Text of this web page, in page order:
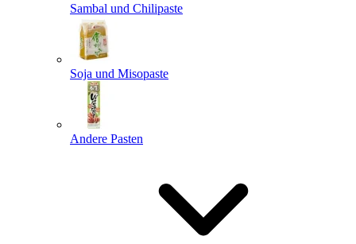
Sambal und Chilipaste
Soja und Misopaste
Andere Pasten